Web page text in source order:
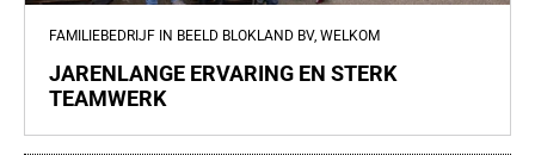
FAMILIEBEDRIJF IN BEELD BLOKLAND BV, WELKOM
JARENLANGE ERVARING EN STERK
TEAMWERK